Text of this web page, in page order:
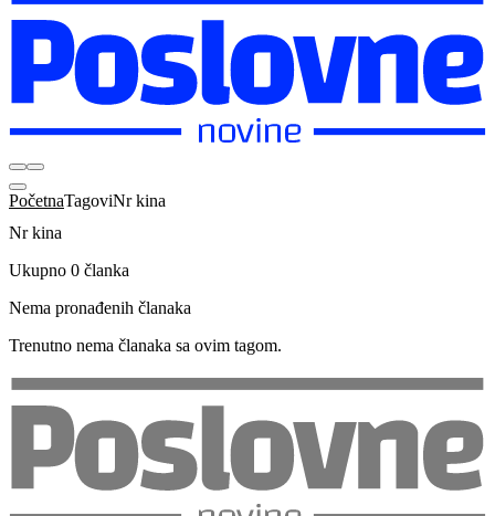
PočetnaTagoviNr kina
Nr kina
Ukupno 0 članka
Nema pronađenih članaka
Trenutno nema članaka sa ovim tagom.